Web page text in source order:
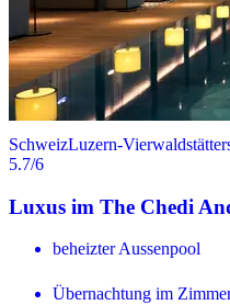
SchweizLuzern-
5.7/6
Luxus im The Chedi
beheizter Aussenpool
Übernachtung im